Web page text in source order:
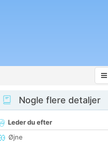
Nogle flere detaljer
Leder du efter
Øjne